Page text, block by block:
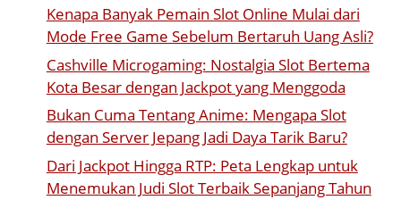
Kenapa Banyak Pemain Slot Online Mulai dari
Mode Free Game Sebelum Bertaruh Uang Asli?
Cashville Microgaming: Nostalgia Slot Bertema
Kota Besar dengan Jackpot yang Menggoda
Bukan Cuma Tentang Anime: Mengapa Slot
dengan Server Jepang Jadi Daya Tarik Baru?
Dari Jackpot Hingga RTP: Peta Lengkap untuk
Menemukan Judi Slot Terbaik Sepanjang Tahun